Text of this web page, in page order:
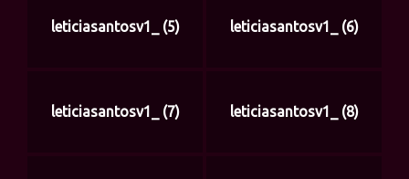
leticiasantosv1_ (5) leticiasantosv1_ (6)
leticiasantosv1_ (7) leticiasantosv1_ (8)